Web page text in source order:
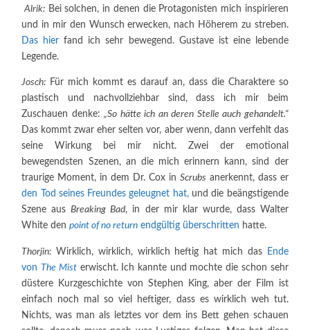
Alrik: Bei solchen, in denen die Protagonisten mich inspirieren
und in mir den Wunsch erwecken, nach Höherem zu streben.
Das hier fand ich sehr bewegend. Gustave ist eine lebende
Legende.
Josch: Für mich kommt es darauf an, dass die Charaktere so
plastisch und nachvollziehbar sind, dass ich mir beim
Zuschauen denke:„So hätte ich an deren Stelle auch gehandelt.“
Das kommt zwar eher selten vor, aber wenn, dann verfehlt das
seine Wirkung bei mir nicht. Zwei der emotional
bewegendsten Szenen, an die mich erinnern kann, sind der
traurige Moment, in dem Dr. Cox in Scrubs anerkennt, dass er
den Tod seines Freundes geleugnet hat,und die beängstigende
Szene ausBreaking Bad, in der mir klar wurde, dass Walter
White denpoint of no return endgültig überschritten hatte.
Thorjin: Wirklich, wirklich, wirklich heftig hat mich das
Ende
von The Misterwischt. Ich kannte und mochte die schon sehr
düstere Kurzgeschichte von Stephen King, aber der Film ist
einfach noch mal so viel heftiger, dass es wirklich weh tut.
Nichts, was man als letztes vor dem ins Bett gehen schauen